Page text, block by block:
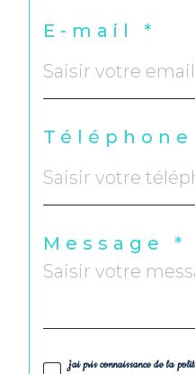
E-mail *
Téléphone
Message *
j'ai pris connaissance de la